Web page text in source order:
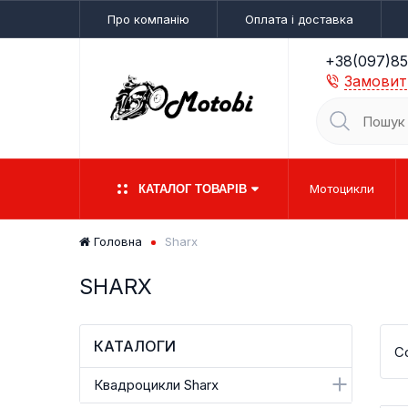
Про компанію Оплата і доставка
КАТАЛОГ ТОВАРІВ
МОТОЦИКЛИ
Мотоцикли
ДОРОЖНІ
ЕЛЕКТРОВЕЛОСИПЕДИ
ДИТЯЧІ
Головна Sharx
SHARX
КАТАЛОГИ
Квадроцикли Sharx